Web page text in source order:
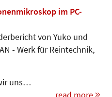
im PC-
von Yuko und
- Werk für Reintechnik,
uns…